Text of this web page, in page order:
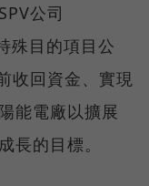
公司
殊目的項目公
收回資金、實現
能電廠以擴展
長的目標。